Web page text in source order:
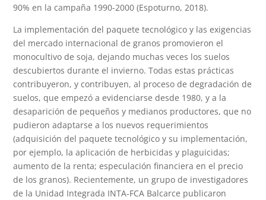
90% en la campaña 1990-2000 (Espoturno, 2018).
La implementación del paquete tecnológico y las exigencias
del mercado internacional de granos promovieron el
monocultivo de soja, dejando muchas veces los suelos
descubiertos durante el invierno. Todas estas prácticas
contribuyeron, y contribuyen, al proceso de degradación de
suelos, que empezó a evidenciarse desde 1980, y a la
desaparición de pequeños y medianos productores, que no
pudieron adaptarse a los nuevos requerimientos
(adquisición del paquete tecnológico y su implementación,
por ejemplo, la aplicación de herbicidas y plaguicidas;
aumento de la renta; especulación financiera en el precio
de los granos). Recientemente, un grupo de investigadores
de la Unidad Integrada INTA-FCA Balcarce publicaron